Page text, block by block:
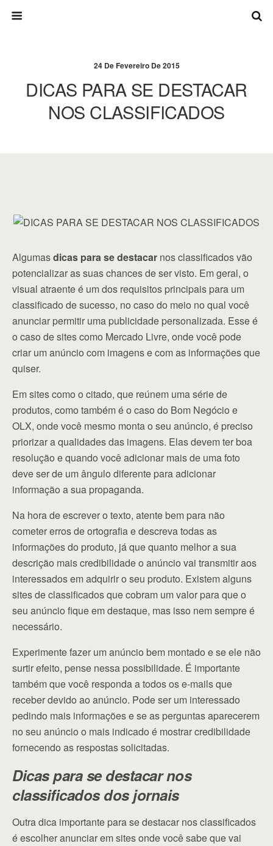
24 De Fevereiro De 2015
DICAS PARA SE DESTACAR
NOS CLASSIFICADOS
Algumasdicas para se destacar nos classificados vão
potencializar as suas chances de ser visto. Em geral, o
visual atraente é um dos requisitos principais para um
classificado de sucesso, no caso do meio no qual você
anunciar permitir uma publicidade personalizada. Esse é
o caso de sites como Mercado Livre, onde você pode
criar um anúncio com imagens e com as informações que
quiser.
Em sites como o citado, que reúnem uma série de
produtos, como também é o caso do Bom Negócio e
OLX, onde você mesmo monta o seu anúncio, é preciso
priorizar a qualidades das imagens. Elas devem ter boa
resolução e quando você adicionar mais de uma foto
deve ser de um ângulo diferente para adicionar
informação a sua propaganda.
Na hora de escrever o texto, atente bem para não
cometer erros de ortografia e descreva todas as
informações do produto, já que quanto melhor a sua
descrição mais credibilidade o anúncio vai transmitir aos
interessados em adquirir o seu produto. Existem alguns
sites de classificados que cobram um valor para que o
seu anúncio fique em destaque, mas isso nem sempre é
necessário.
Experimente fazer um anúncio bem montado e se ele não
surtir efeito, pense nessa possibilidade. É importante
também que você responda a todos os e-mails que
receber devido ao anúncio. Pode ser um interessado
pedindo mais informações e se as perguntas aparecerem
no seu anúncio o mais indicado é mostrar credibilidade
fornecendo as respostas solicitadas.
Dicas para se destacar nos
classificados dos jornais
Outra dica importante para se destacar nos classificados
é escolher anunciar em sites onde você sabe que vai